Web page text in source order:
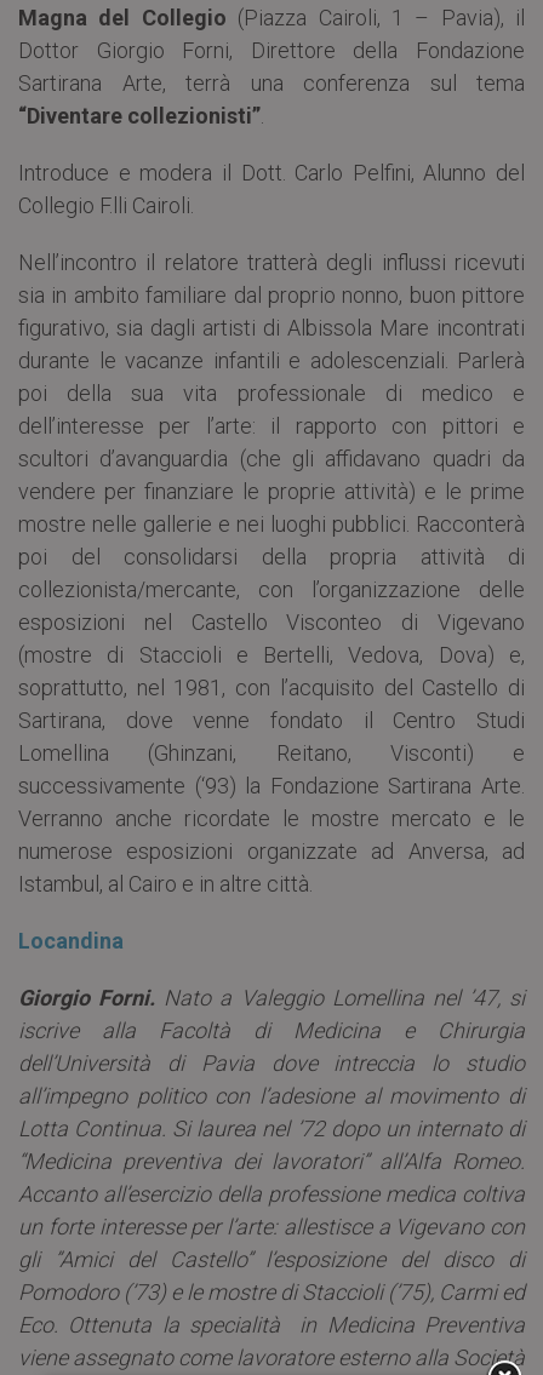
Magna del Collegio (Piazza Cairoli, 1 – Pavia), il
Dottor Giorgio Forni, Direttore della Fondazione
Sartirana Arte, terrà una conferenza sul tema
“Diventare collezionisti”
Introduce e modera il Dott. Carlo Pelfini, Alunno del
Collegio F.lli Cairoli.
Nell’incontro il relatore tratterà degli influssi ricevuti
sia in ambito familiare dal proprio nonno, buon pittore
figurativo, sia dagli artisti di Albissola Mare incontrati
durante le vacanze infantili e adolescenziali. Parlerà
poi della sua vita professionale di medico e
dell’interesse per l’arte: il rapporto con pittori e
scultori d’avanguardia (che gli affidavano quadri da
vendere per finanziare le proprie attività) e le prime
mostre nelle gallerie e nei luoghi pubblici. Racconterà
poi del consolidarsi della propria attività di
collezionista/mercante, con l’organizzazione delle
esposizioni nel Castello Visconteo di Vigevano
(mostre di Staccioli e Bertelli, Vedova, Dova) e,
soprattutto, nel 1981, con l’acquisito del Castello di
Sartirana, dove venne fondato il Centro Studi
Lomellina (Ghinzani, Reitano, Visconti) e
successivamente (‘93) la Fondazione Sartirana Arte.
Verranno anche ricordate le mostre mercato e le
numerose esposizioni organizzate ad Anversa, ad
Istambul, al Cairo e in altre città.
Locandina
Giorgio Forni. Nato a Valeggio Lomellina nel ’47, si
iscrive alla Facoltà di Medicina e Chirurgia
dell’Università di Pavia dove intreccia lo studio
all’impegno politico con l’adesione al movimento di
Lotta Continua. Si laurea nel ’72 dopo un internato di
“Medicina preventiva dei lavoratori” all’Alfa Romeo.
Accanto all’esercizio della professione medica coltiva
un forte interesse per l’arte: allestisce a Vigevano con
gli ”Amici del Castello” l’esposizione del disco di
Pomodoro (’73) e le mostre di Staccioli (’75), Carmi ed
Eco. Ottenuta la specialità in Medicina Preventiva
viene assegnato come lavoratore esterno alla Società